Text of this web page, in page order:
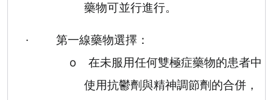
藥物可並行進行。
·
第一線藥物選擇：
o
在未服用任何雙極症藥物的患者中
使用抗鬱劑與精神調節劑的合併，